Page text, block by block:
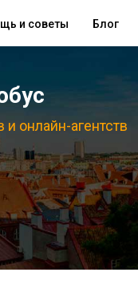
и советы Блог
онлайн-агентств